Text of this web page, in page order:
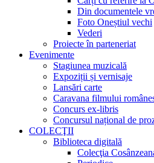
Din documentele
Foto Oneștiul vechi
Vederi
Proiecte în parteneriat
Evenimente
Stagiunea muzicală
Expoziții și vernisaje
Lansări carte
Caravana filmului
Concurs ex-libris
Concursul național de
COLECŢII
Biblioteca digitală
Colecţia